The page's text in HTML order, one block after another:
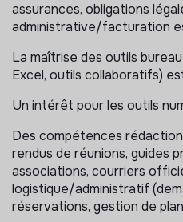
-> Être le support des 280
téléphonique ouvert
échanges de mails,
-> Accompagner les
vie concernant les aspects
logistiques, sécurité et
-> Gérer les demandes de
associations vers L’Outil en
-> Traiter les demandes
bénévoles
assurances, obligations
administrative/facturation
La maîtrise des outils
Excel, outils collaboratifs)
Un intérêt pour les outils
Des compétences
rendus de réunions, guides
associations, courriers
logistique/administratif
réservations, gestion de